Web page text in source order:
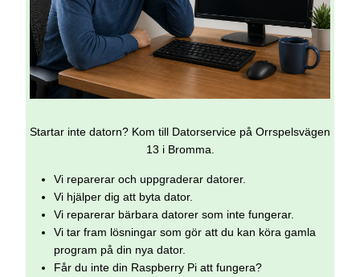
Startar inte datorn? Kom till Datorservice på Orrspelsvägen
13 i Bromma.
Vi reparerar och uppgraderar datorer.
Vi hjälper dig att byta dator.
Vi reparerar bärbara datorer som inte fungerar.
Vi tar fram lösningar som gör att du kan köra gamla
program på din nya dator.
Får du inte din Raspberry Pi att fungera?